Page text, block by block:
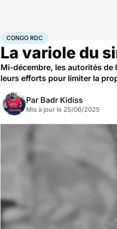
AccueilSantéMaladies
CONGO RDC
La variole du
Mi-décembre, les autorités de
leurs efforts pour limiter la
Par Badr Kidiss
Mis à jour le 25/06/2025